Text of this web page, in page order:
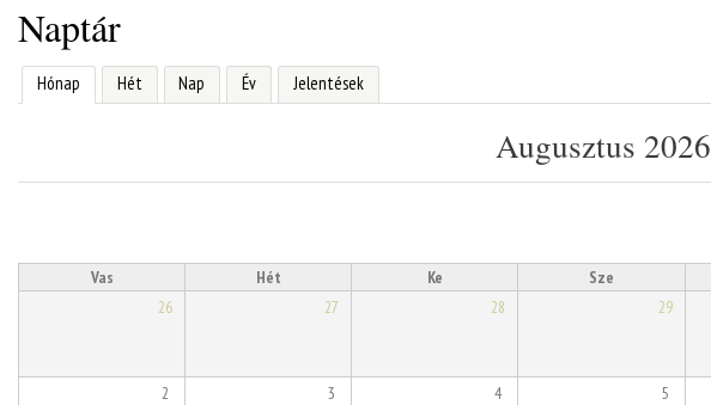
Naptár
Primary tabs
Hónap
(active tab) Hét Nap Év Jelentések
Augusztus 2026
Vas Hét Ke Sze
26
27 28 29
2 3 4 5